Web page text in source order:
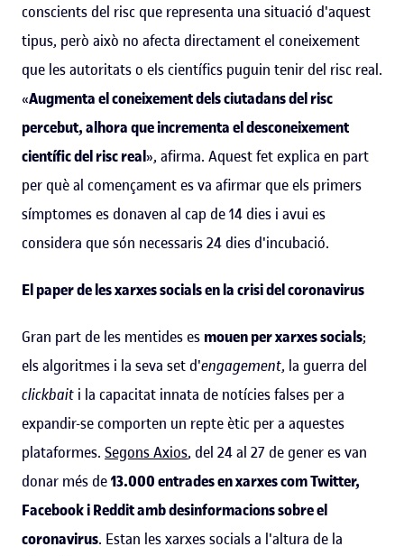
conscients del risc que representa una situació d'aquest
tipus, però això no afecta directament el coneixement
que les autoritats o els científics puguin tenir del risc real.
«Augmenta el coneixement dels ciutadans del risc
percebut, alhora que incrementa el desconeixement
científic del risc real», afirma. Aquest fet explica en part
per què al començament es va afirmar que els primers
símptomes es donaven al cap de 14 dies i avui es
considera que són necessaris 24 dies d'incubació.
El paper de les xarxes socials en la crisi del coronavirus
Gran part de les mentides es mouen per xarxes socials;
els algoritmes i la seva set d'engagement, la guerra del
clickbait i la capacitat innata de notícies falses per a
expandir-se comporten un repte ètic per a aquestes
plataformes. Segons Axios, del 24 al 27 de gener es van
donar més de13.000 entrades en xarxes com Twitter,
Facebook i Reddit amb desinformacions sobre el
coronavirus. Estan les xarxes socials a l'altura de la